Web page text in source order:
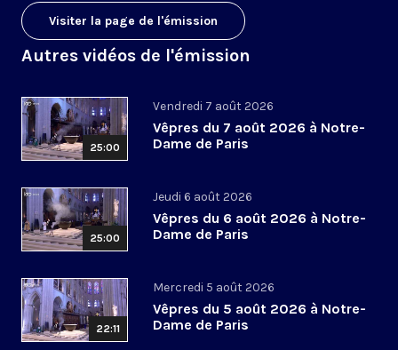
Visiter la page de l'émission
Autres vidéos de l'émission
25:00
Vendredi 7 août 2026
Vêpres du 7 août 2026 à Notre-
Dame de Paris
25:00
Jeudi 6 août 2026
Vêpres du 6 août 2026 à Notre-
Dame de Paris
22:11
Mercredi 5 août 2026
Vêpres du 5 août 2026 à Notre-
Dame de Paris